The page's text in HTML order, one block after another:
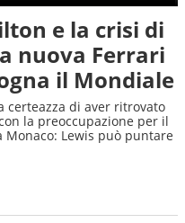
e la crisi di
nuova Ferrari
il Mondiale
certeazza di aver ritrovato
la preoccupazione per il
Lewis può puntare